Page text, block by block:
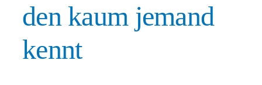
den kaum jemand
kennt